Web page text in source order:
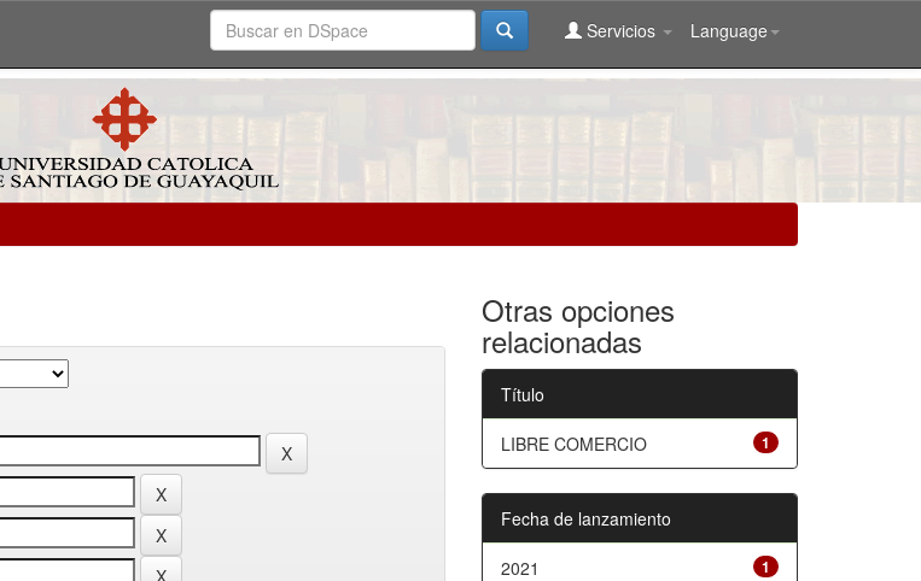
Language
Servicios
Otras opciones
relacionadas
Título
1
LIBRE COMERCIO
Fecha de lanzamiento
1
2021